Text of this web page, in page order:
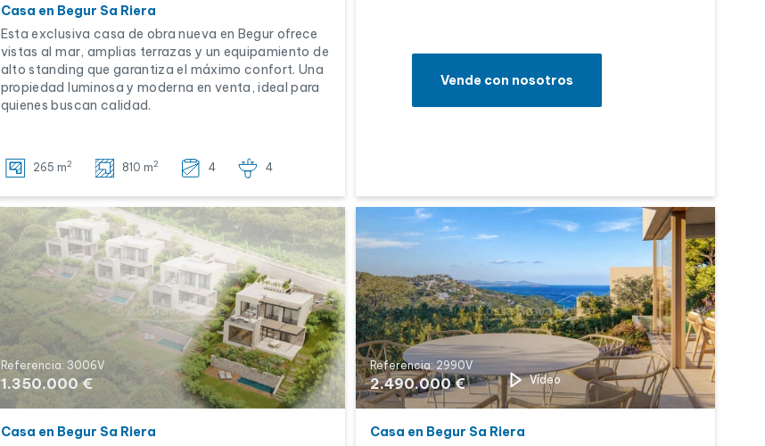
Casa en Begur Sa Riera
Esta exclusiva casa de obra nueva en Begur ofrece
vistas al mar, amplias terrazas y un equipamiento de
alto standing que garantiza el máximo confort. Una
propiedad luminosa y moderna en venta, ideal para
quienes buscan calidad.
265 m2 810 m2 4 4
Vende con nosotros
Referencia: 3006V
1.350.000 €
Casa en Begur Sa Riera
Referencia: 2990V
2.490.000 € Vídeo
Casa en Begur Sa Riera